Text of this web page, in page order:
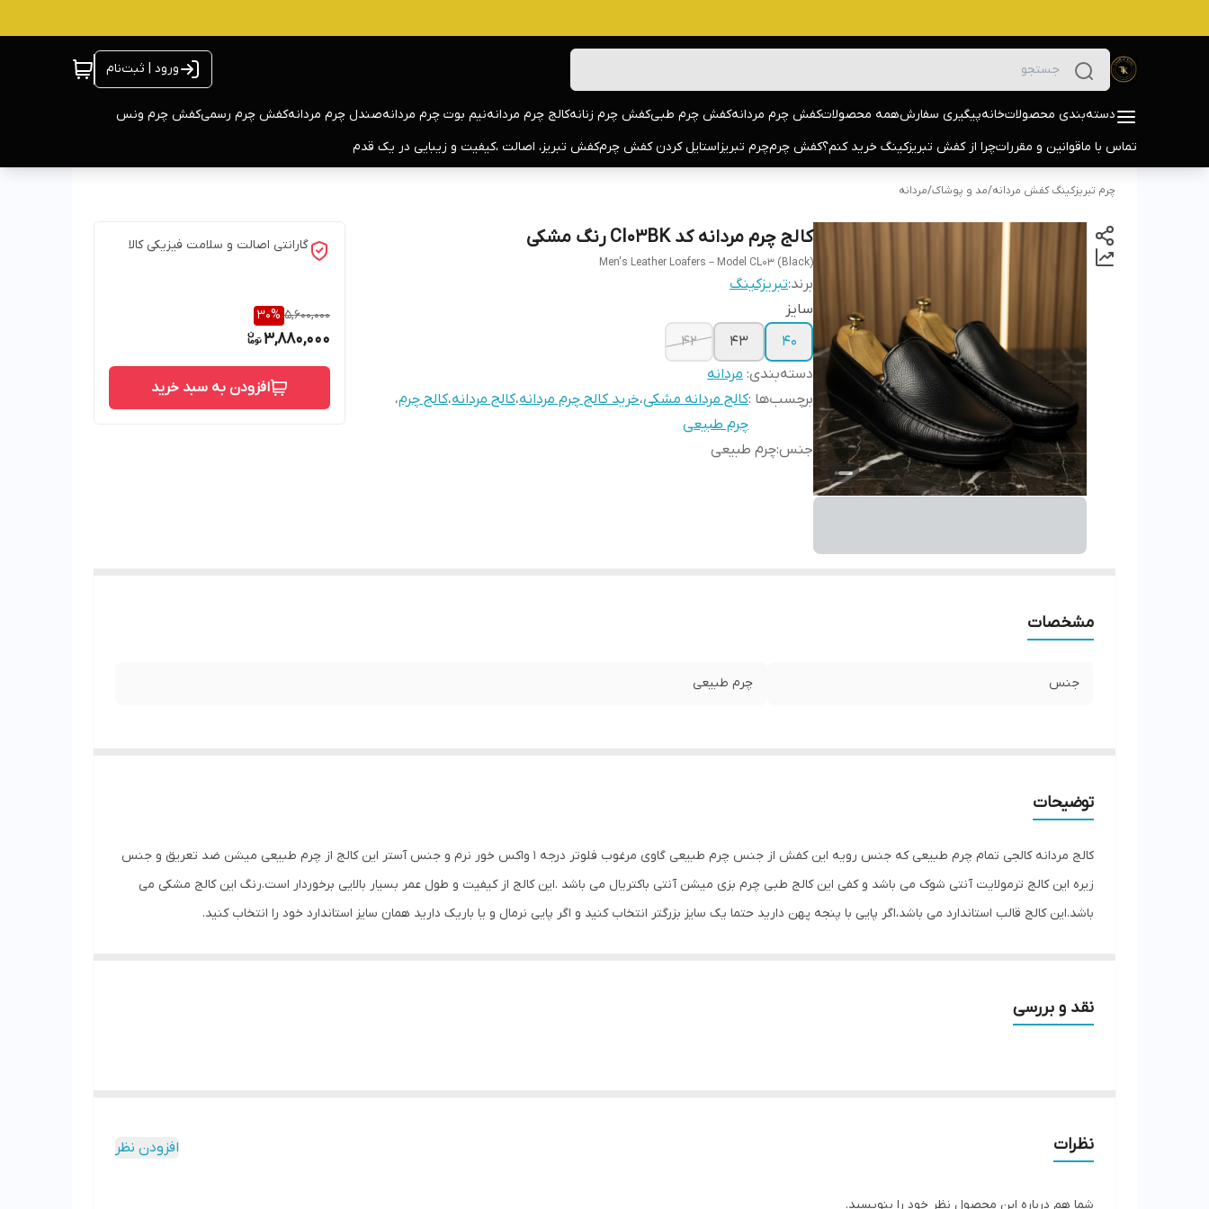
ورود | ثبت‌نام
دسته‌بندی محصولاتخانهپیگیری سفارشهمه محصولاتکفش چرم مردانهکفش چرم طبیکفش چرم زنانهکالج چرم مردانهنیم بوت چرم مردانهصندل چرم مردانهکفش چرم رسمیکفش چرم ونس
تماس با ماقوانین و مقرراتچرا از کفش تبریزکینگ خرید کنم؟کفش چرمچرم تبریزاستایل کردن کفش چرمکفش تبریز، اصالت ،کیفیت و زیبایی در یک قدم
چرم تبریزکینگ کفش مردانه/مد و پوشاک/مردانه
کالج چرم مردانه کد Cl03BK رنگ مشکی
Men's Leather Loafers – Model CL03 (Black)
برند:تبریزکینگ
سایز
40
43
۴۲
دسته‌بندی: مردانه
برچسب‌ها :کالج مردانه مشکی،خرید کالج چرم مردانه،کالج مردانه،کالج چرم،
چرم طبیعی
جنس:چرم طبیعی
گارانتی اصالت و سلامت فیزیکی کالا
5,600,000
30%
3,880,000
افزودن به سبد خرید
مشخصات
جنس چرم طبیعی
توضیحات
کالج مردانه کالجی تمام چرم طبیعی که جنس رویه این کفش از جنس چرم طبیعی گاوی مرغوب فلوتر درجه 1 واکس خور نرم و جنس آستر این کالج از چرم طبیعی میشن ضد تعریق و جنس
زیره این کالج ترمولایت آنتی شوک می باشد و کفی این کالج طبی چرم بزی میشن آنتی باکتریال می باشد .این کالج از کیفیت و طول عمر بسیار بالایی برخوردار است.رنگ این کالج مشکی می
باشد.این کالج قالب استاندارد می باشد،اگر پایی با پنجه پهن دارید حتما یک سایز بزرگتر انتخاب کنید و اگر پایی نرمال و یا باریک دارید همان سایز استاندارد خود را انتخاب کنید.
نقد و بررسی
نظرات افزودن نظر
شما هم درباره این محصول نظر خود را بنویسید.